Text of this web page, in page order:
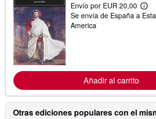
Envío por EUR 20,00
M
á
i
ó
n
s
Se envía de España a
America
Añadir al carrito
Otras ediciones populares con el